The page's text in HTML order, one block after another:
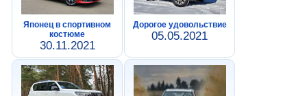
Японец в спортивном
костюме
30.11.2021
Дорогое удовольствие
05.05.2021